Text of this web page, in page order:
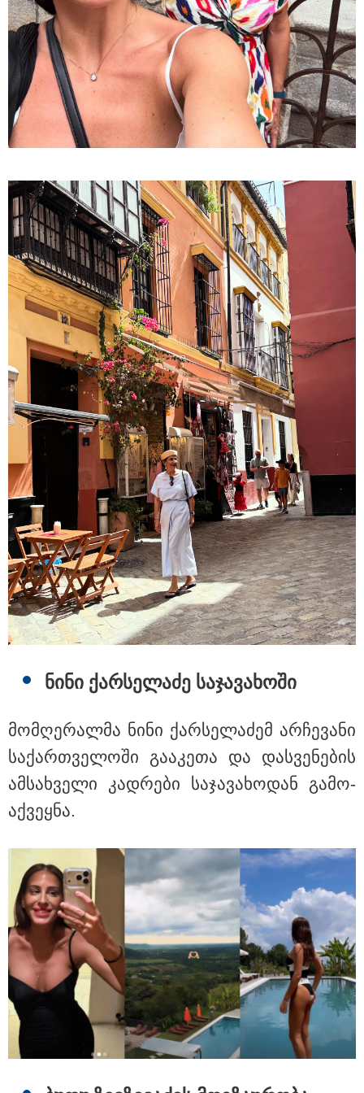
"15 წლის წინ ჩადენილი
დანაშაული, 5-ჯერ შეცვლილი
მოსამართლე, 4-ჯერ თავიდან
დაწყებული საქმე... მადლობა
პროკურატურას, მათ გარეშე ეს
შედეგი არ დადგებოდა" - ქეთა
ხარძიანი
კატეგორიის ყველა სიახლე
ყველაზე კარგი/ცუდი ქვეყნები
ემიგრანტებისთვის 2026 წელს
2026 წლის ყველაზე გაყიდვადი
ავტომობილები - Focus2Move-ის
რეიტინგი
აფრიკის ქვეყნები ამერიკულ
დოლარზე უარს ამბობენ
პოლიტიკა
14:14 / 06-08-2026
"მეც ერთ-ერთი მათგანი ვიყავი, ვინც
ლიფტში გაიჭედა" - ლევან მახაშვილი
16:37 / 06-08-2026
"აბსოლუტურად ყალბი
შინაარსი იქმნება სოციალურ
მედიაში, არარსებული
ადამიანები, საუბრობენ,
თითქოს საქართველოში
უარყოფითი გარემოა რუსი
ტურისტებისთვის" - პრემიერი
ნინი ქარ­სე­ლა­ძე სა­ჯა­ვა­ხო­ში
მომ­ღე­რალ­მა ნინი ქარ­სე­ლა­ძემ არ­ჩე­ვა­ნი
სა­ქარ­თვე­ლო­ში გა­ა­კე­თა და დას­ვე­ნე­ბის
ამ­სახ­ვე­ლი კად­რე­ბი სა­ჯა­ვა­ხო­დან გა­მო­
აქ­ვეყ­ნა.